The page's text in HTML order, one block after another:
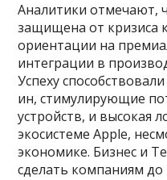
Аналитики отмечают,
защищена от кризиса
ориентации на
интеграции в
Успеху
ин, стимулирующие
устройств, и высокая
экосистеме Apple,
экономике. Бизнес и
сделать компаниям до